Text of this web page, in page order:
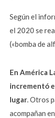
Según el
el 2020 se
(«bomba de
En América
incrementó
lugar. Otros
acompañan